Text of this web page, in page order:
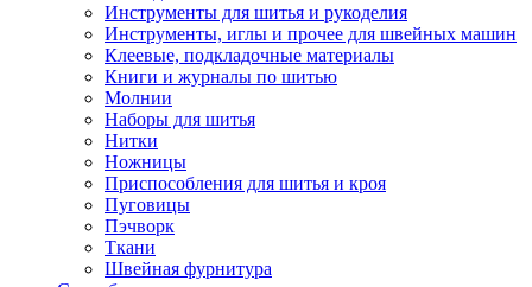
Инструменты для шитья и рукоделия
Инструменты, иглы и прочее для швейных машин
Клеевые, подкладочные материалы
Книги и журналы по шитью
Молнии
Наборы для шитья
Нитки
Ножницы
Приспособления для шитья и кроя
Пуговицы
Пэчворк
Ткани
Швейная фурнитура